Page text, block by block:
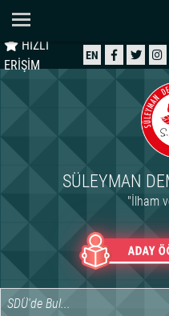
HIZLI
ERİŞİM
EN
SÜLEYMAN
"İlham
ÜNİVERSİTEMİZ
İDARİ
ARAŞTIRMA
INTERNATIONAL